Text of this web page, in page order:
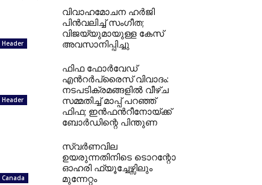
Header
വിവാഹമോചന ഹർജി
പിൻവലിച്ച് സംഗീത;
വിജയ്‌യുമായുള്ള കേസ്
അവസാനിപ്പിച്ചു
Header
ഫിഫ ഫോർവേഡ്
എൻറർപ്രൈസ് വിവാദം:
നടപടിക്രമങ്ങളിൽ വീഴ്ച
സമ്മതിച്ച് മാപ്പ് പറഞ്ഞ്
ഫിഫ; ഇൻഫൻറീനോയ്ക്ക്
ബോർഡിന്റെ പിന്തുണ
Canada
സ്വർണവില
ഉയരുന്നതിനിടെ ടൊറന്റോ
ഓഹരി ഫ്യൂച്ചേഴ്സിലും
മുന്നേറ്റം